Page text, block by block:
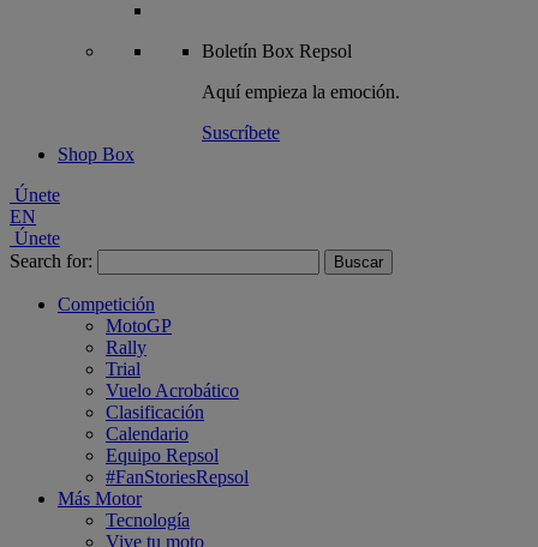
Boletín Box Repsol
Aquí empieza la emoción.
Suscríbete
Shop Box
Únete
EN
Únete
Search for:
Competición
MotoGP
Rally
Trial
Vuelo Acrobático
Clasificación
Calendario
Equipo Repsol
#FanStoriesRepsol
Más Motor
Tecnología
Vive tu moto